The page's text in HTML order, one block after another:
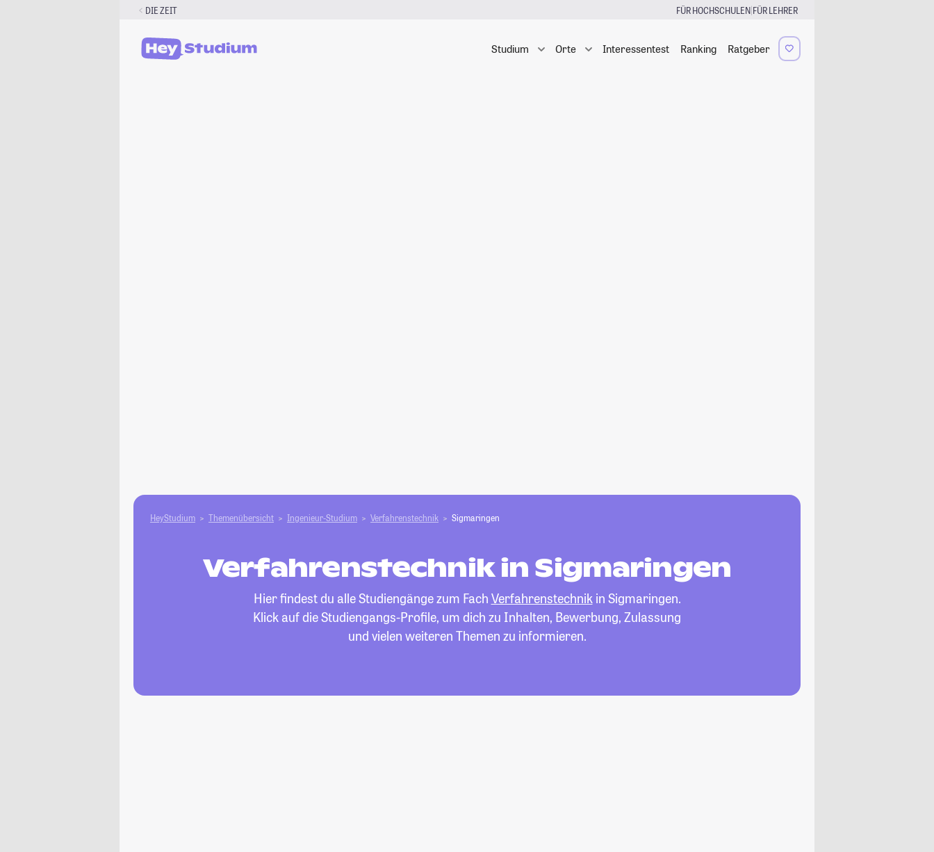
DIE ZEIT FÜR HOCHSCHULEN|FÜR LEHRER
Studium Orte Interessentest Ranking Ratgeber
HeyStudium Themenübersicht Ingenieur-Studium Verfahrenstechnik Sigmaringen
Verfahrenstechnik in Sigmaringen
Hier findest du alle Studiengänge zum Fach Verfahrenstechnikin Sigmaringen.
Klick auf die Studiengangs-Profile, um dich zu Inhalten, Bewerbung, Zulassung
und vielen weiteren Themen zu informieren.